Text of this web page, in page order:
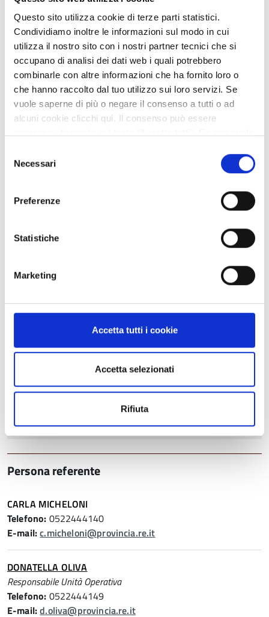
Questo sito utilizza cookie di terze parti statistici.
Condividiamo inoltre le informazioni sul modo in cui
utilizza il nostro sito con i nostri partner tecnici che si
occupano di analisi dei dati web i quali potrebbero
combinarle con altre informazioni che ha fornito loro o
che hanno raccolto dal tuo utilizzo sui loro servizi. Se
vuole saperne di più o negare il consenso a tutti o ad
alcuni cookie clicchi qui. Il consenso può essere
tasto "Rifiuta".
delNecessari
Preferenze
Statistiche
Marketing
Accetta tutti i cookie
Accetta selezionati
Rifiuta
SITUAZIONE SINISTRI ANALITICA SIR RCTO.pdf
SITUAZIONE SINISTRI ANALITICA EXTRA SIR
RCTO.pdf
SITUAZIONE_SINISTRI_SINTETICA.pdf
ATTO 114 AMMESSI-ESCLUSI.pdf
ATTO 117 NOMINA COMMISSIONE.pdf
DETERMINA 390 DEL 14062017.pdf
Condividi
Struttura di riferimento
SERVIZIO UNITA' AMMINISTRATIVA SPECIALE
PER IL PNRR E GLI INVESTIMENTI
U.O. PROCEDURE DI GARA E CONTRATTI ASSICURATIVI
Persona referente
CARLA MICHELONI
Telefono: 0522444140
E-mail:c.micheloni@provincia.re.it
DONATELLA OLIVA
Responsabile Unità Operativa
Telefono: 0522444149
E-mail:d.oliva@provincia.re.it